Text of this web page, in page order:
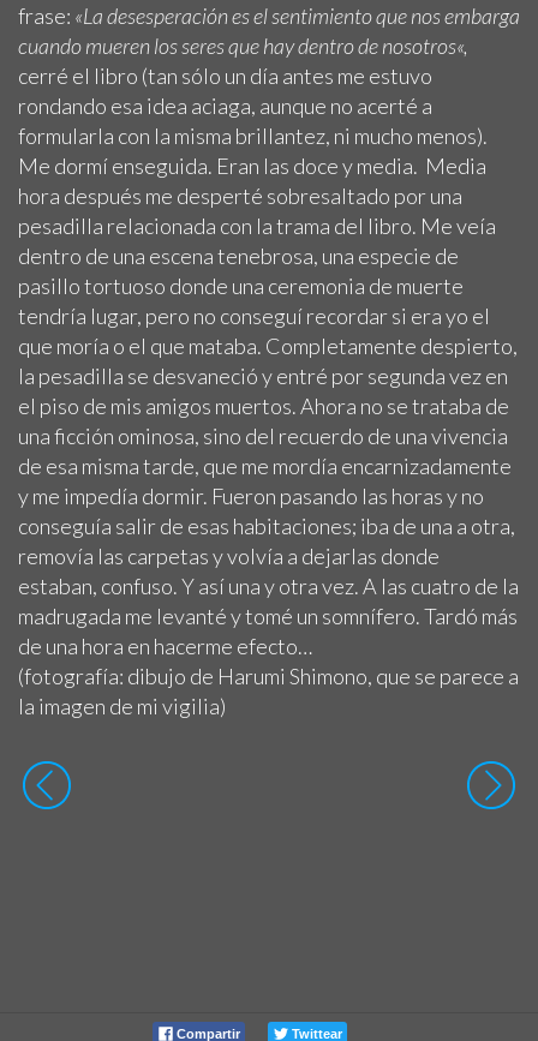
frase: «La desesperación es el sentimiento que nos embarga
cuando mueren los seres que hay dentro de nosotros«,
cerré el libro (tan sólo un día antes me estuvo
rondando esa idea aciaga, aunque no acerté a
formularla con la misma brillantez, ni mucho menos).
Me dormí enseguida. Eran las doce y media. Media
hora después me desperté sobresaltado por una
pesadilla relacionada con la trama del libro. Me veía
dentro de una escena tenebrosa, una especie de
pasillo tortuoso donde una ceremonia de muerte
tendría lugar, pero no conseguí recordar si era yo el
que moría o el que mataba. Completamente despierto,
la pesadilla se desvaneció y entré por segunda vez en
el piso de mis amigos muertos. Ahora no se trataba de
una ficción ominosa, sino del recuerdo de una vivencia
de esa misma tarde, que me mordía encarnizadamente
y me impedía dormir. Fueron pasando las horas y no
conseguía salir de esas habitaciones; iba de una a otra,
removía las carpetas y volvía a dejarlas donde
estaban, confuso. Y así una y otra vez. A las cuatro de la
madrugada me levanté y tomé un somnífero. Tardó más
de una hora en hacerme efecto…
(fotografía: dibujo de Harumi Shimono, que se parece a
la imagen de mi vigilia)
Compartir Twittear